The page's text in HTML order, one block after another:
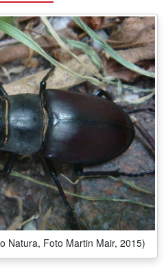
Natura, Foto Martin Mair, 2015)